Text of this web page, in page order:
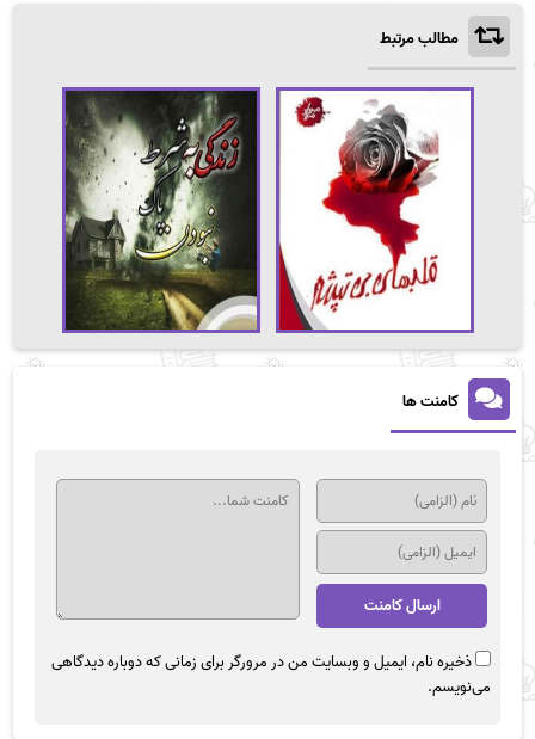
مطالب مرتبط
کامنت ها
ذخیره نام، ایمیل و وبسایت من در مرورگر برای زمانی که دوباره دیدگاهی
می‌نویسم.